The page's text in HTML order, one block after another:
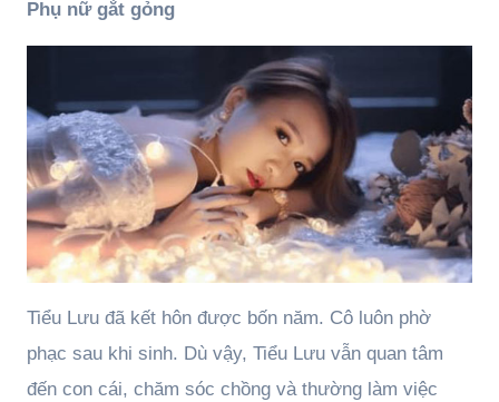
Phụ nữ gắt gỏng
Tiểu Lưu đã kết hôn được bốn năm. Cô luôn phờ
phạc sau khi sinh. Dù vậy, Tiểu Lưu vẫn quan tâm
đến con cái, chăm sóc chồng và thường làm việc